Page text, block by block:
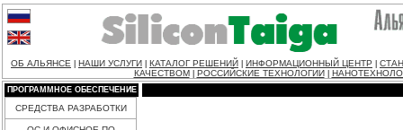
ОБ АЛЬЯНСЕ НАШИ УСЛУГИ КАТАЛОГ РЕШЕНИЙ ИНФОРМАЦИОННЫЙ ЦЕНТР
КАЧЕСТВОМ
РОССИЙСКИЕ ТЕХНОЛОГИИ
ПРОГРАММНОЕ ОБЕСПЕЧЕНИЕ
СРЕДСТВА РАЗРАБОТКИ